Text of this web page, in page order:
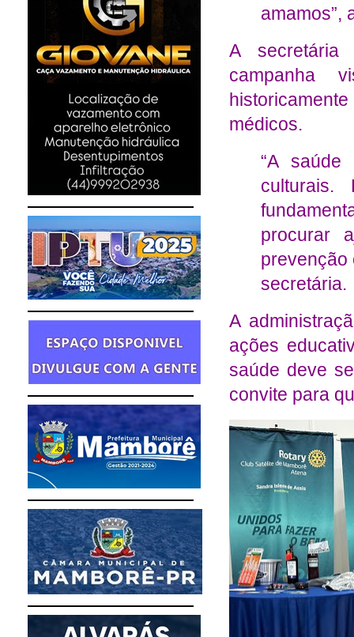
amamos”,
A
campanha
médicos.
“A saúde
procurar
prevenção
secretária.
A
ações
saúde deve
convite para